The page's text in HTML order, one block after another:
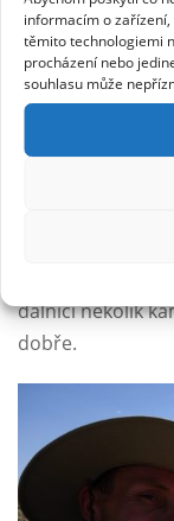
informacím o
těmito technologiemi
procházení nebo
souhlasu může
množství
obávanou etapu
puchýře,
nakopnutý
maličkosti.
solidní větrná
těla. Musíme
městě z novin
dálnici několik
dobře.